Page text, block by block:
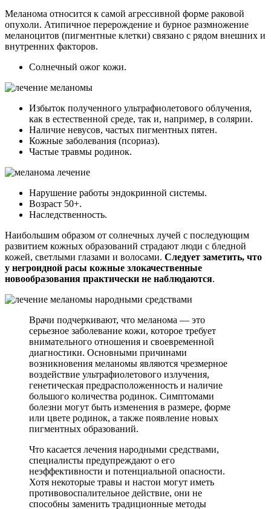
Меланома относится к самой агрессивной форме раковой
опухоли. Атипичное перерождение и бурное размножение
меланоцитов (пигментные клетки) связано с рядом внешних и
внутренних факторов.
Солнечный ожог кожи.
Избыток полученного ультрафиолетового облучения,
как в естественной среде, так и, например, в солярии.
Наличие невусов, частых пигментных пятен.
Кожные заболевания (псориаз).
Частые травмы родинок.
Нарушение работы эндокринной системы.
Возраст 50+.
Наследственность.
Наибольшим образом от солнечных лучей с последующим
развитием кожных образований страдают люди с бледной
кожей, светлыми глазами и волосами. Следует заметить, что
у негроидной расы кожные злокачественные
новообразования практически не наблюдаются.
Врачи подчеркивают, что меланома — это
серьезное заболевание кожи, которое требует
внимательного отношения и своевременной
диагностики. Основными причинами
возникновения меланомы являются чрезмерное
воздействие ультрафиолетового излучения,
генетическая предрасположенность и наличие
большого количества родинок. Симптомами
болезни могут быть изменения в размере, форме
или цвете родинок, а также появление новых
пигментных образований.
Что касается лечения народными средствами,
специалисты предупреждают о его
неэффективности и потенциальной опасности.
Хотя некоторые травы и настои могут иметь
противовоспалительное действие, они не
способны заменить традиционные методы